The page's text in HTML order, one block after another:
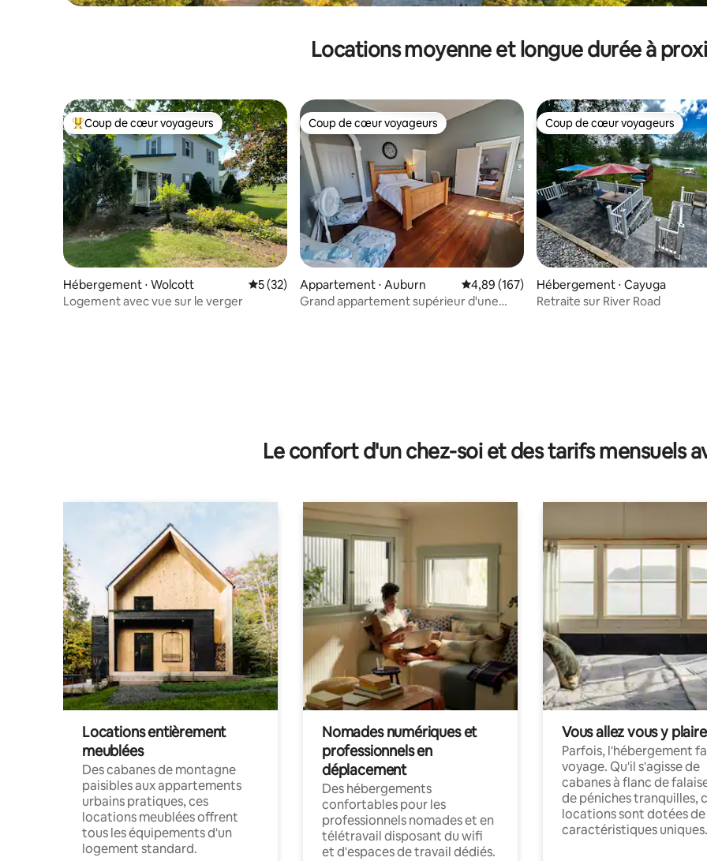
Locations moyenne et longue durée à
Coups de cœur voyageurs les plus appréciés
Coup de cœur voyageurs
Hébergement ⋅ Wolcott Évaluation moyenne sur la base de 32 commentaires : 5 sur 5
5 (32)
Logement avec vue sur le verger
Coup de cœur voyageurs
Coup de cœur voyageurs
Appartement ⋅ Auburn Évaluation moyenne sur la base de 167
4,89 (167)
Grand appartement supérieur d'une
Coup de cœur voyageurs
Coup de cœur voyageurs
Hébergement ⋅ Cayuga
Retraite sur River Road
Le confort d'un chez-soi et des tarifs mensuels
Locations entièrement
meublées
Des cabanes de montagne
paisibles aux appartements
urbains pratiques, ces
locations meublées offrent
tous les équipements d'un
logement standard.
Nomades numériques et
professionnels en
déplacement
Des hébergements
confortables pour les
professionnels nomades et en
télétravail disposant du wifi
et d'espaces de travail dédiés.
Vous allez vous y plaire
Parfois, l'hébergement
voyage. Qu'il s'agisse de
cabanes à flanc de
de péniches tranquilles,
locations sont dotées de
caractéristiques uniques.